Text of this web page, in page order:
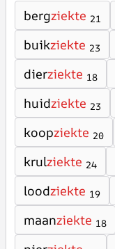
bergziekte 21
buikziekte 23
dierziekte 18
huidziekte 23
koopziekte 20
krulziekte 24
loodziekte 19
maanziekte 18